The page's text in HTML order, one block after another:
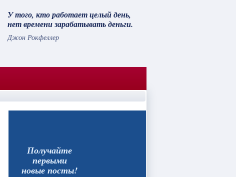
У того, кто работает целый день,
нет времени зарабатывать деньги.
Джон Рокфеллер
Получайте
первыми
новые посты!